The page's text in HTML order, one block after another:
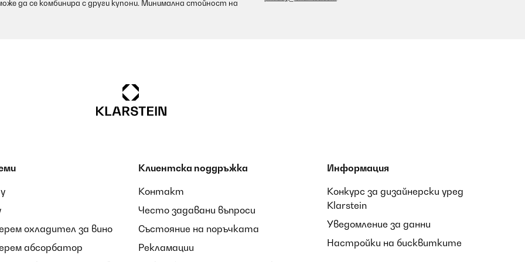
bien
et mobile, il se déplace partout sans le moindre souci. À ne pas confondre avec un climatiseur, mais il surpasse de loin les
canicule, et il a été mon sauveur. Sa performance est impressionnante, offrant une ventilation puissante qui a vraiment
да се комбинира с други купони. Минимална стойност на
охладител за вино
абсорбатор
Клиентска поддръжка
Контакт
Често задавани въпроси
Състояние на поръчката
Рекламации
Информация
Конкурс за дизайнерски уред
Klarstein
Уведомление за данни
Настройки на бисквитките